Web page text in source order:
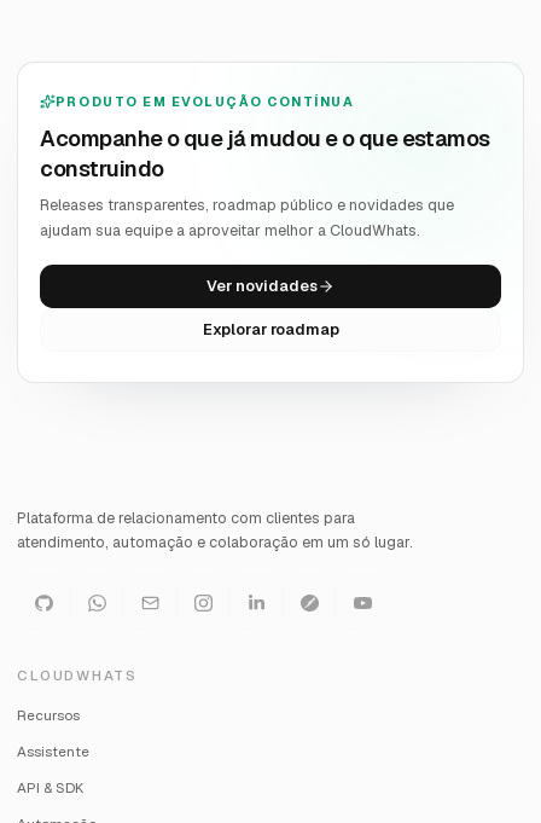
PRODUTO EM EVOLUÇÃO CONTÍNUA
Acompanhe o que já mudou e o que estamos
construindo
Releases transparentes, roadmap público e novidades que
ajudam sua equipe a aproveitar melhor a CloudWhats.
Ver novidades
Explorar roadmap
Plataforma de relacionamento com clientes para
atendimento, automação e colaboração em um só lugar.
CLOUDWHATS
Recursos
Assistente
API & SDK